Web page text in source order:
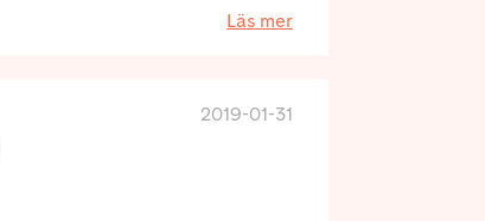
Läs mer
2019-01-31